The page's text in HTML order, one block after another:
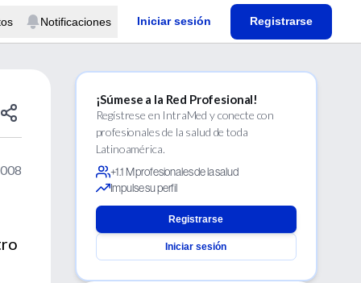
Notificaciones Iniciar sesión Registrarse
¡Súmese a la Red Profesional!
Regístrese en IntraMed y conecte con
profesionales de la salud de toda
Latinoamérica.
+1.1 M profesionales de la salud
Impulse su perfil
Registrarse
Iniciar sesión